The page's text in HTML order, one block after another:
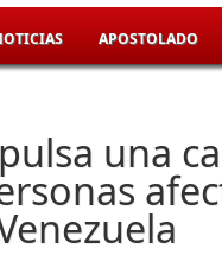
APOSTOLADO
una